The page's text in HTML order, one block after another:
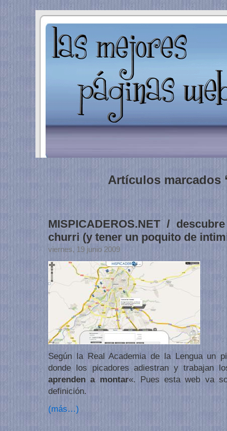
Artículos marcados
MISPICADEROS.NET /
churri (y tener un poquito de
viernes, 19 junio 2009
Según la Real Academia de la Lengua un
donde los picadores adiestran y trabajan
aprenden a montar«. Pues esta web va
definición.
(más…)